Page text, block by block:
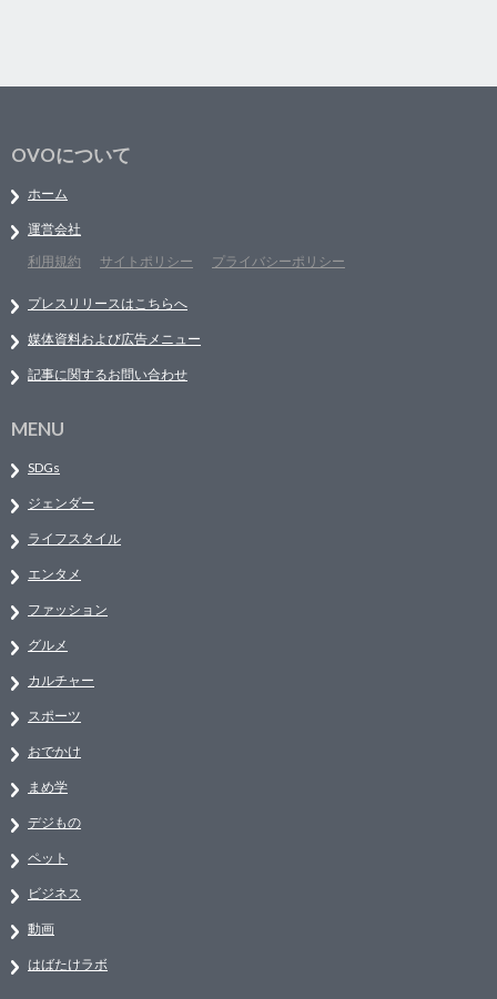
OVOについて
ホーム
運営会社
利用規約
サイトポリシー プライバシーポリシー
プレスリリースはこちらへ
媒体資料および広告メニュー
記事に関するお問い合わせ
MENU
SDGs
ジェンダー
ライフスタイル
エンタメ
ファッション
グルメ
カルチャー
スポーツ
おでかけ
まめ学
デジもの
ペット
ビジネス
動画
はばたけラボ